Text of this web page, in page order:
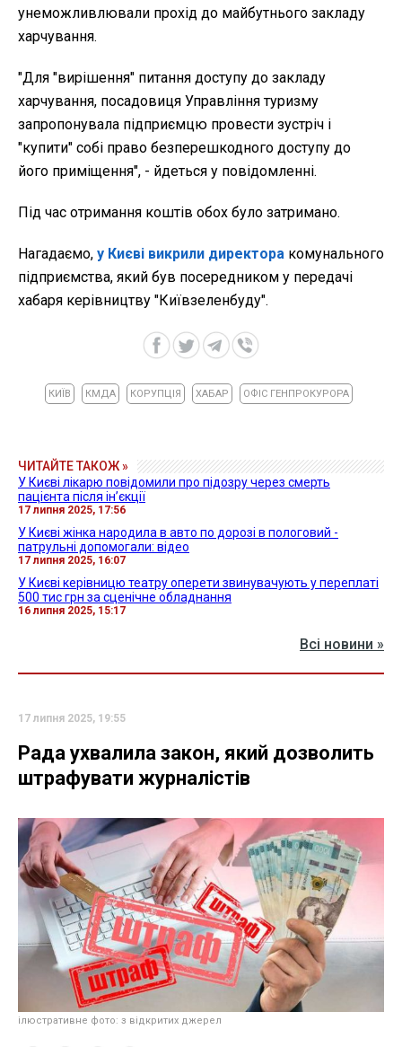
унеможливлювали прохід до майбутнього закладу
харчування.
"Для "вирішення" питання доступу до закладу
харчування, посадовиця Управління туризму
запропонувала підприємцю провести зустріч і
"купити" собі право безперешкодного доступу до
його приміщення", - йдеться у повідомленні.
Під час отримання коштів обох було затримано.
Нагадаємо, у Києві викрили директора комунального
підприємства, який був посередником у передачі
хабаря керівництву "Київзеленбуду".
КИЇВ КМДА КОРУПЦІЯ ХАБАР ОФІС ГЕНПРОКУРОРА
ЧИТАЙТЕ ТАКОЖ »
У Києві лікарю повідомили про підозру через смерть
пацієнта після інʼєкції
17 липня 2025, 17:56
У Києві жінка народила в авто по дорозі в пологовий -
патрульні допомогали: відео
17 липня 2025, 16:07
У Києві керівницю театру оперети звинувачують у переплаті
500 тис грн за сценічне обладнання
16 липня 2025, 15:17
Всі новини »
17 липня 2025, 19:55
Рада ухвалила закон, який дозволить
штрафувати журналістів
ілюстративне фото: з відкритих джерел